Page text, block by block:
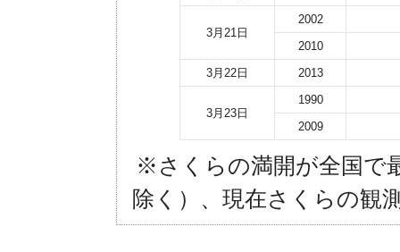
3月21日
2002
2010
3月22日
2013
3月23日
1990
2009
※さくらの満開が全国で
除く）、現在さくらの観